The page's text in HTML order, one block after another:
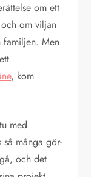
om ett
om viljan
familjen. Men
, kom
med
många gör-
och det